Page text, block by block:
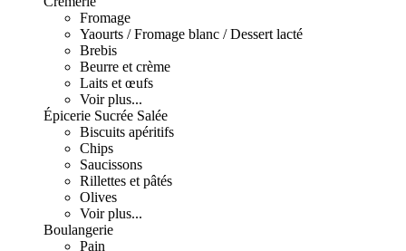
Fromage
Yaourts / Fromage blanc / Dessert lacté
Brebis
Beurre et crème
Laits et œufs
Voir plus...
Épicerie Sucrée Salée
Biscuits apéritifs
Chips
Saucissons
Rillettes et pâtés
Olives
Voir plus...
Boulangerie
Pain